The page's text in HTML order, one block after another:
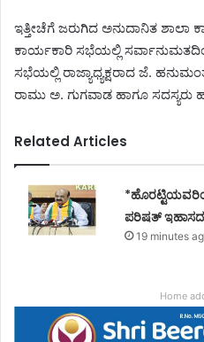
ಇತ್ತೀಚೆಗೆ ಜರುಗಿದ ಅನುದಾನಿತ
ಕಾರ್ಯಕಾರಿ ಸಭೆಯಲ್ಲಿ
ಸಭೆಯಲ್ಲಿ ರಾಜ್ಯಾಧ್ಯಕ್ಷರಾದ ಜೆ.
ರಾಮು ಅ. ಗುಗವಾಡ ಹಾಗೂ ಸದಸ್ಯರು
Related Articles
ಪರಿಷತ್
19 minutes
Home